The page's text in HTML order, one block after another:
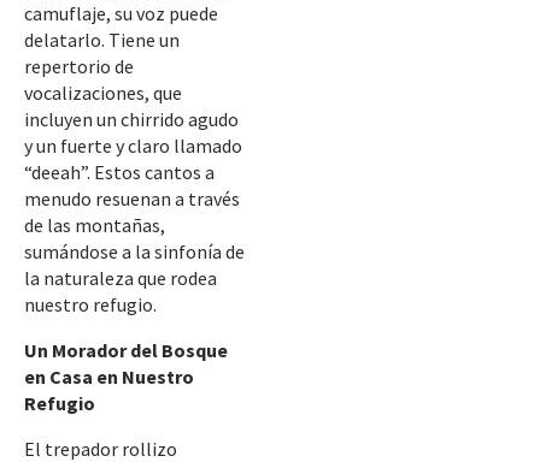
camuflaje, su voz puede
delatarlo. Tiene un
repertorio de
vocalizaciones, que
incluyen un chirrido agudo
y un fuerte y claro llamado
“deeah”. Estos cantos a
menudo resuenan a través
de las montañas,
sumándose a la sinfonía de
la naturaleza que rodea
nuestro refugio.
Un Morador del Bosque
en Casa en Nuestro
Refugio
El trepador rollizo